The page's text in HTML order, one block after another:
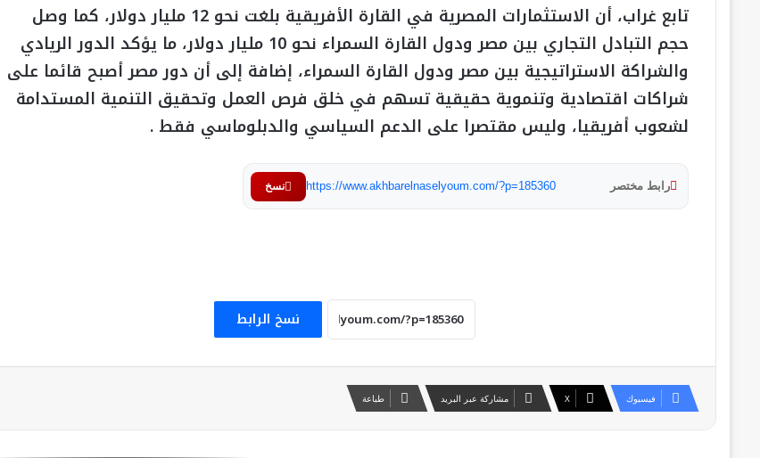
تابع غراب، أن الاستثمارات المصرية في القارة الأفريقية بلغت نحو 12 مليار دولار، كما وصل
حجم التبادل التجاري بين مصر ودول القارة السمراء نحو 10 مليار دولار، ما يؤكد الدور الريادي
والشراكة الاستراتيجية بين مصر ودول القارة السمراء، إضافة إلى أن دور مصر أصبح قائما على
شراكات اقتصادية وتنموية حقيقية تسهم في خلق فرص العمل وتحقيق التنمية المستدامة
لشعوب أفريقيا، وليس مقتصرا على الدعم السياسي والدبلوماسي فقط .
رابط مختصر https://www.akhbarelnaselyoum.com/?p=185360 نسخ
نسخ الرابط
فيسبوك ‫X مشاركة عبر البريد طباعة
تعرف على أسعار الدولار والعملات خلال
تعاملات اليوم الثلاثاء 4 أغسطس
الإثنين